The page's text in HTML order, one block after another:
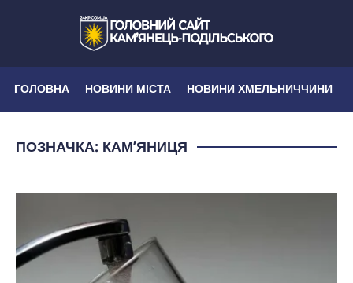
ГОЛОВНА НОВИНИ МІСТА НОВИНИ ХМЕЛЬНИЧЧИНИ
ПОЗНАЧКА: КАМ’ЯНИЦЯ